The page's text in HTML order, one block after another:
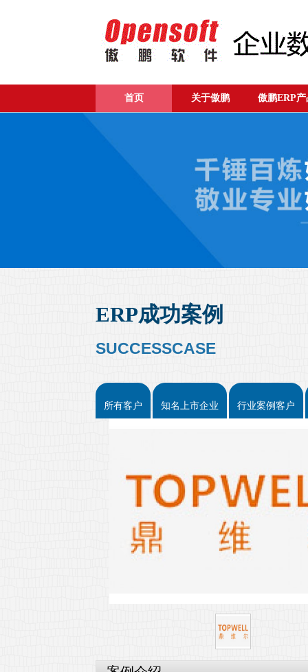
首页 关于傲鹏 傲鹏ERP产
ERP成功案例
SUCCESSCASE
所有客户 知名上市企业 行业案例客户